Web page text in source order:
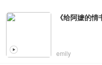
《给阿嬷的
emily